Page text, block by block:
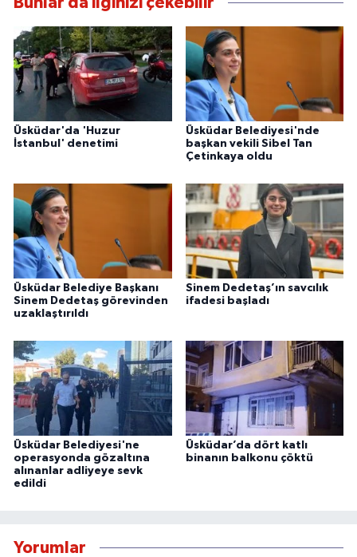
Üsküdar'da 'Huzur
İstanbul' denetimi
Üsküdar Belediyesi'nde
başkan vekili Sibel Tan
Çetinkaya oldu
Üsküdar Belediye Başkanı
Sinem Dedetaş görevinden
uzaklaştırıldı
Sinem Dedetaş’ın savcılık
ifadesi başladı
Üsküdar Belediyesi'ne
operasyonda gözaltına
alınanlar adliyeye sevk
edildi
Üsküdar’da dört katlı
binanın balkonu çöktü
Yorumlar